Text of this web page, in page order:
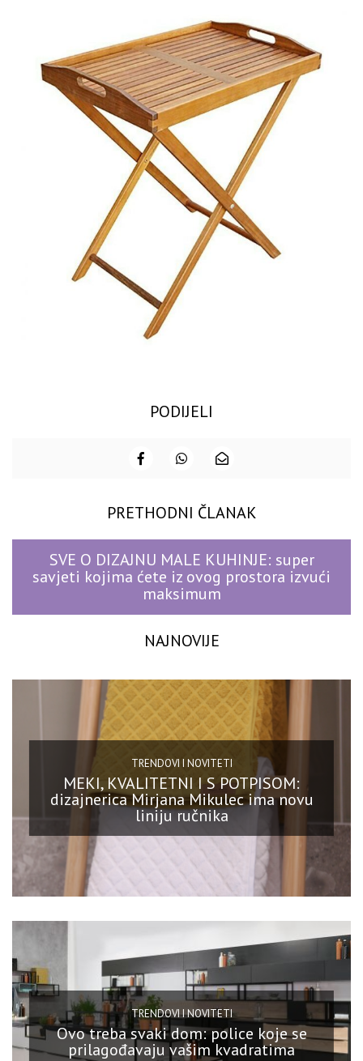
PODIJELI
PRETHODNI ČLANAK
SVE O DIZAJNU MALE KUHINJE: super
savjeti kojima ćete iz ovog prostora izvući
maksimum
NAJNOVIJE
TRENDOVI I NOVITETI
MEKI, KVALITETNI I S POTPISOM:
dizajnerica Mirjana Mikulec ima novu
liniju ručnika
TRENDOVI I NOVITETI
Ovo treba svaki dom: police koje se
prilagođavaju vašim kvadratima